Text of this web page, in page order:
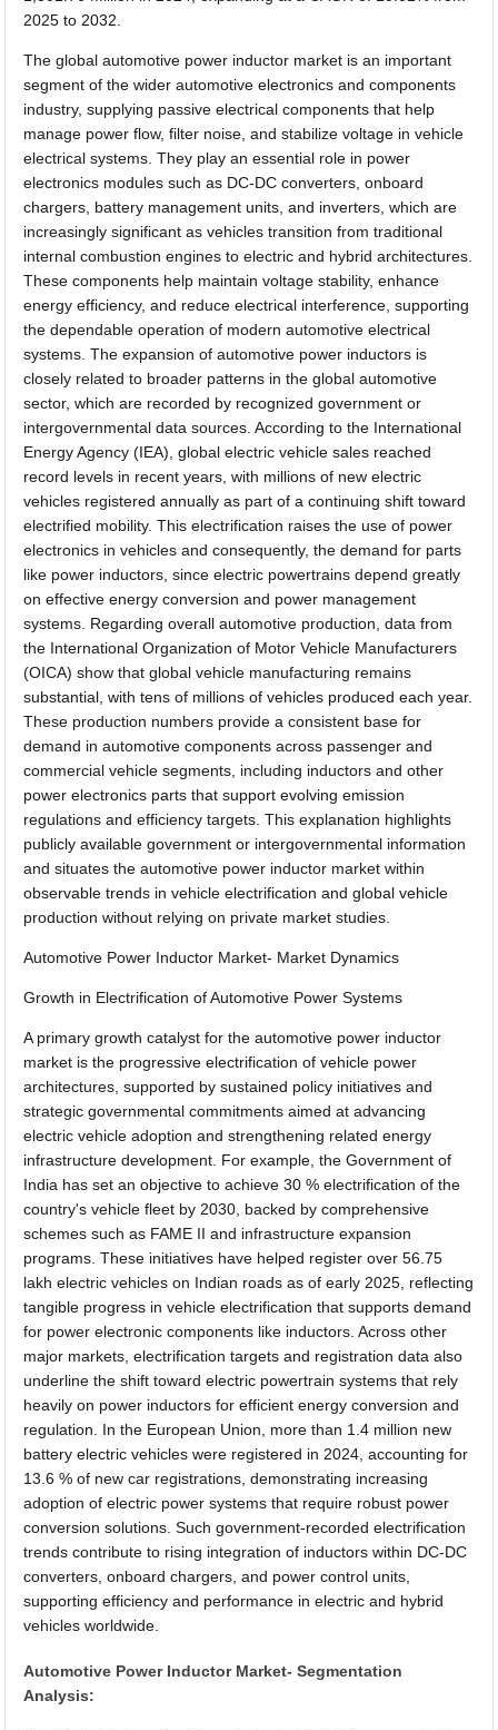
2025 to 2032.
The global automotive power inductor market is an important
segment of the wider automotive electronics and components
industry, supplying passive electrical components that help
manage power flow, filter noise, and stabilize voltage in vehicle
electrical systems. They play an essential role in power
electronics modules such as DC-DC converters, onboard
chargers, battery management units, and inverters, which are
increasingly significant as vehicles transition from traditional
internal combustion engines to electric and hybrid architectures.
These components help maintain voltage stability, enhance
energy efficiency, and reduce electrical interference, supporting
the dependable operation of modern automotive electrical
systems. The expansion of automotive power inductors is
closely related to broader patterns in the global automotive
sector, which are recorded by recognized government or
intergovernmental data sources. According to the International
Energy Agency (IEA), global electric vehicle sales reached
record levels in recent years, with millions of new electric
vehicles registered annually as part of a continuing shift toward
electrified mobility. This electrification raises the use of power
electronics in vehicles and consequently, the demand for parts
like power inductors, since electric powertrains depend greatly
on effective energy conversion and power management
systems. Regarding overall automotive production, data from
the International Organization of Motor Vehicle Manufacturers
(OICA) show that global vehicle manufacturing remains
substantial, with tens of millions of vehicles produced each year.
These production numbers provide a consistent base for
demand in automotive components across passenger and
commercial vehicle segments, including inductors and other
power electronics parts that support evolving emission
regulations and efficiency targets. This explanation highlights
publicly available government or intergovernmental information
and situates the automotive power inductor market within
observable trends in vehicle electrification and global vehicle
production without relying on private market studies.
Automotive Power Inductor Market- Market Dynamics
Growth in Electrification of Automotive Power Systems
A primary growth catalyst for the automotive power inductor
market is the progressive electrification of vehicle power
architectures, supported by sustained policy initiatives and
strategic governmental commitments aimed at advancing
electric vehicle adoption and strengthening related energy
infrastructure development. For example, the Government of
India has set an objective to achieve 30 % electrification of the
country's vehicle fleet by 2030, backed by comprehensive
schemes such as FAME II and infrastructure expansion
programs. These initiatives have helped register over 56.75
lakh electric vehicles on Indian roads as of early 2025, reflecting
tangible progress in vehicle electrification that supports demand
for power electronic components like inductors. Across other
major markets, electrification targets and registration data also
underline the shift toward electric powertrain systems that rely
heavily on power inductors for efficient energy conversion and
regulation. In the European Union, more than 1.4 million new
battery electric vehicles were registered in 2024, accounting for
13.6 % of new car registrations, demonstrating increasing
adoption of electric power systems that require robust power
conversion solutions. Such government-recorded electrification
trends contribute to rising integration of inductors within DC-DC
converters, onboard chargers, and power control units,
supporting efficiency and performance in electric and hybrid
vehicles worldwide.
Automotive Power Inductor Market- Segmentation
Analysis: